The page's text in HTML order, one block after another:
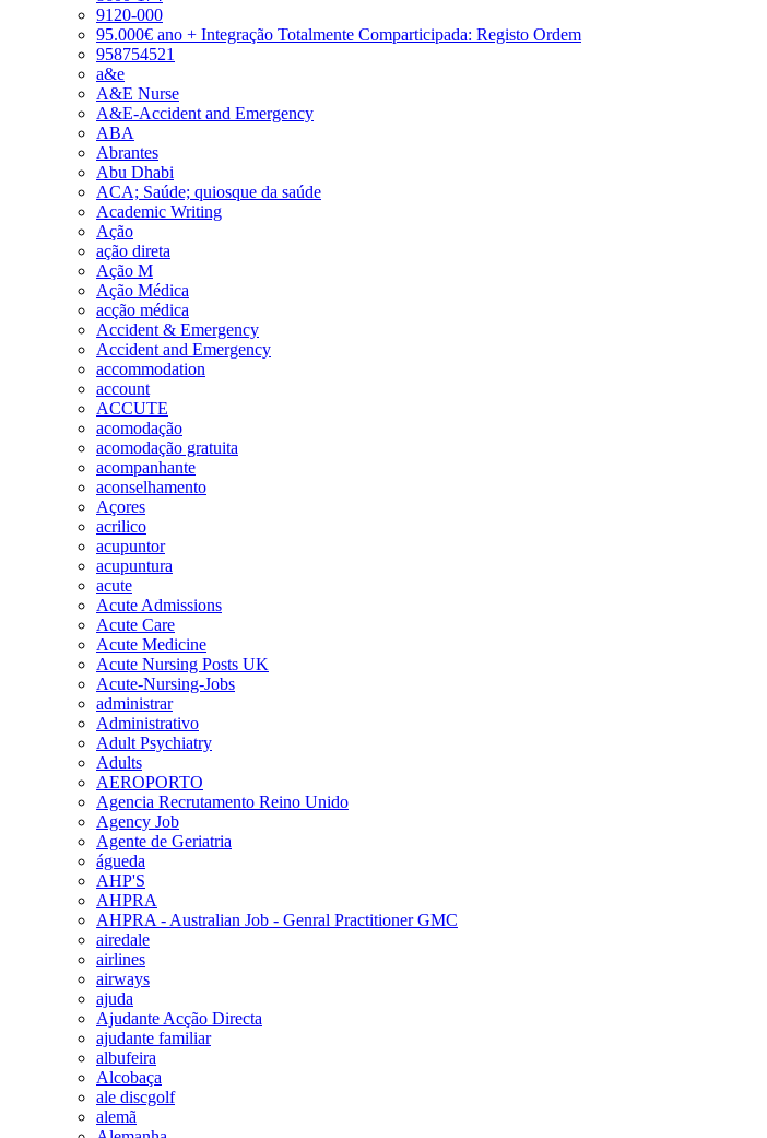
9120-000
95.000€ ano + Integração Totalmente Comparticipada: Registo Ordem
958754521
a&e
A&E Nurse
A&E-Accident and Emergency
ABA
Abrantes
Abu Dhabi
ACA; Saúde; quiosque da saúde
Academic Writing
Ação
ação direta
Ação M
Ação Médica
acção médica
Accident & Emergency
Accident and Emergency
accommodation
account
ACCUTE
acomodação
acomodação gratuita
acompanhante
aconselhamento
Açores
acrilico
acupuntor
acupuntura
acute
Acute Admissions
Acute Care
Acute Medicine
Acute Nursing Posts UK
Acute-Nursing-Jobs
administrar
Administrativo
Adult Psychiatry
Adults
AEROPORTO
Agencia Recrutamento Reino Unido
Agency Job
Agente de Geriatria
águeda
AHP'S
AHPRA
AHPRA - Australian Job - Genral Practitioner GMC
airedale
airlines
airways
ajuda
Ajudante Acção Directa
ajudante familiar
albufeira
Alcobaça
ale discgolf
alemã